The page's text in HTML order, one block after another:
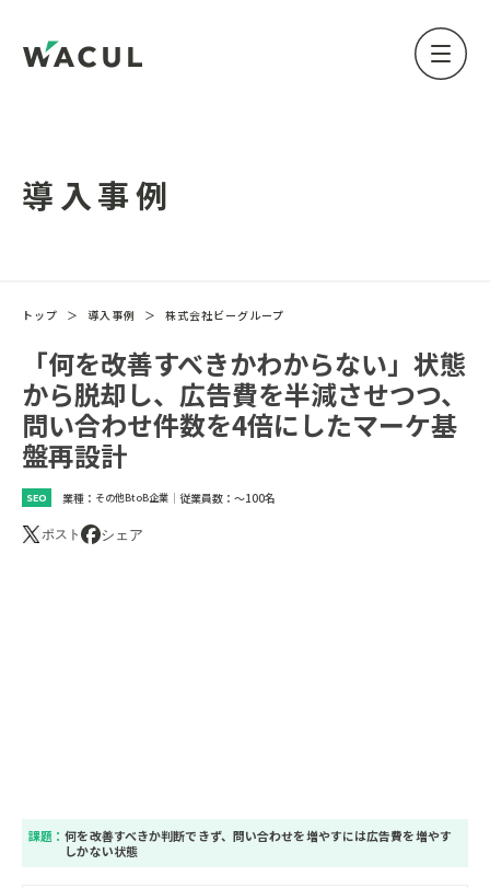
導入事例
トップ ＞ 導入事例 ＞ 株式会社ビーグループ
「何を改善すべきかわからない」状態
から脱却し、広告費を半減させつつ、
問い合わせ件数を4倍にしたマーケ基
盤再設計
SEO 業種： その他BtoB企業 ｜ 従業員数： ～100名
ポスト シェア
課題：何を改善すべきか判断できず、問い合わせを増やすには広告費を増やす
しかない状態